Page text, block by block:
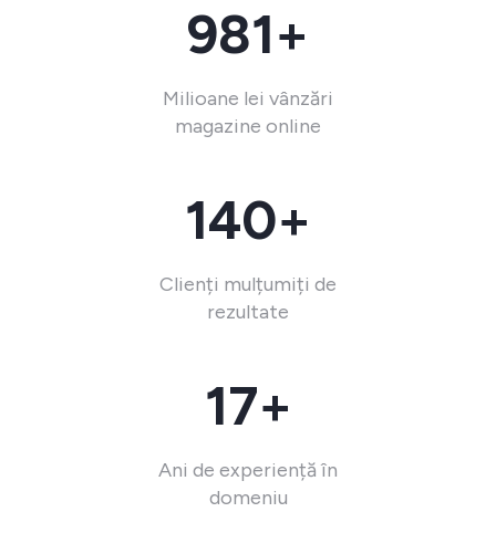
981+
Milioane lei vânzări
magazine online
140+
Clienți mulțumiți de
rezultate
17+
Ani de experiență în
domeniu